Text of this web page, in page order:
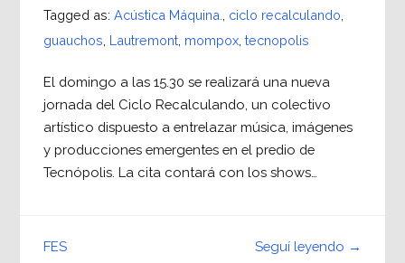
Tagged as: Acústica Máquina. ciclo recalculando
guauchos Lautremont, mompox, tecnopolis
El domingo a las 15.30 se realizará una nueva
jornada del Ciclo Recalculando, un colectivo
artístico dispuesto a entrelazar música, imágenes
y producciones emergentes en el predio de
Tecnópolis. La cita contará con los shows…
Seguí leyendo →
FES